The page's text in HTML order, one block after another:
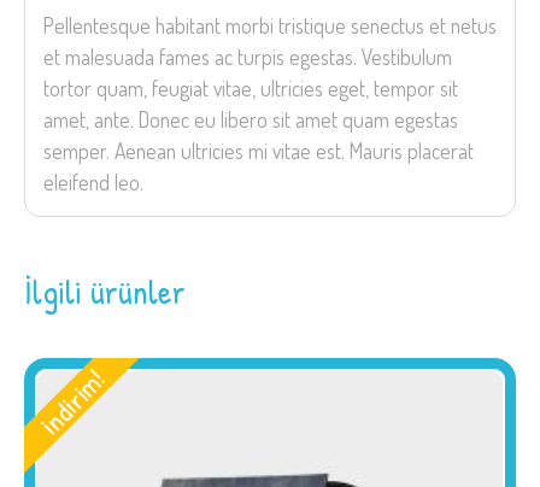
Pellentesque habitant morbi tristique senectus et netus
et malesuada fames ac turpis egestas. Vestibulum
tortor quam, feugiat vitae, ultricies eget, tempor sit
amet, ante. Donec eu libero sit amet quam egestas
semper. Aenean ultricies mi vitae est. Mauris placerat
eleifend leo.
İlgili ürünler
i̇ndirim!